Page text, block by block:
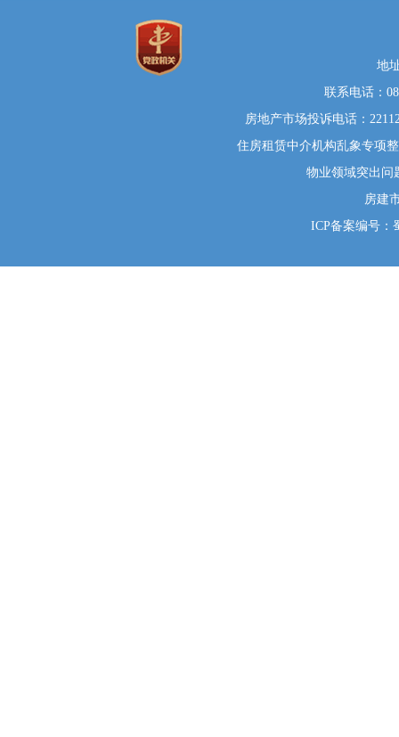
地
联系电话：
房地产市场投诉电话：
住房租赁中介机构乱象专项
物业领域突出问
房建
ICP备案编号：